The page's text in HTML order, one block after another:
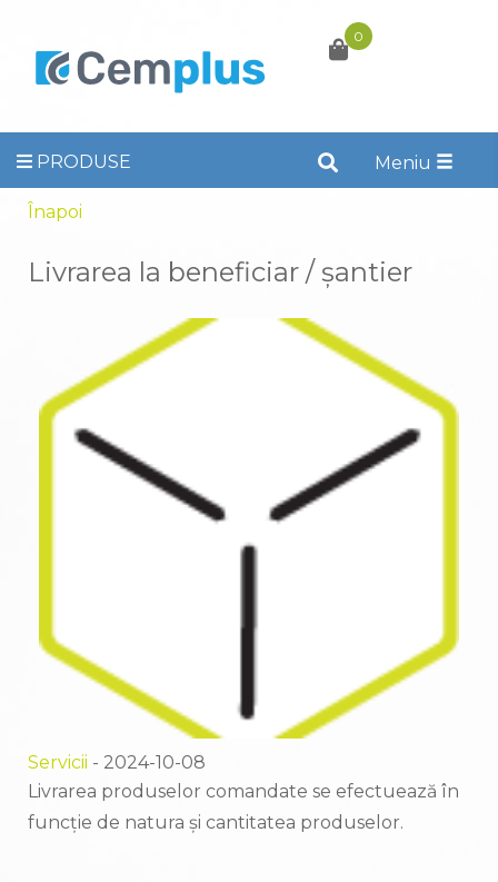
0
PRODUSE Meniu Toggle
Înapoi
Livrarea la beneficiar / şantier
Servicii - 2024-10-08
Livrarea produselor comandate se efectuează în
funcție de natura și cantitatea produselor.